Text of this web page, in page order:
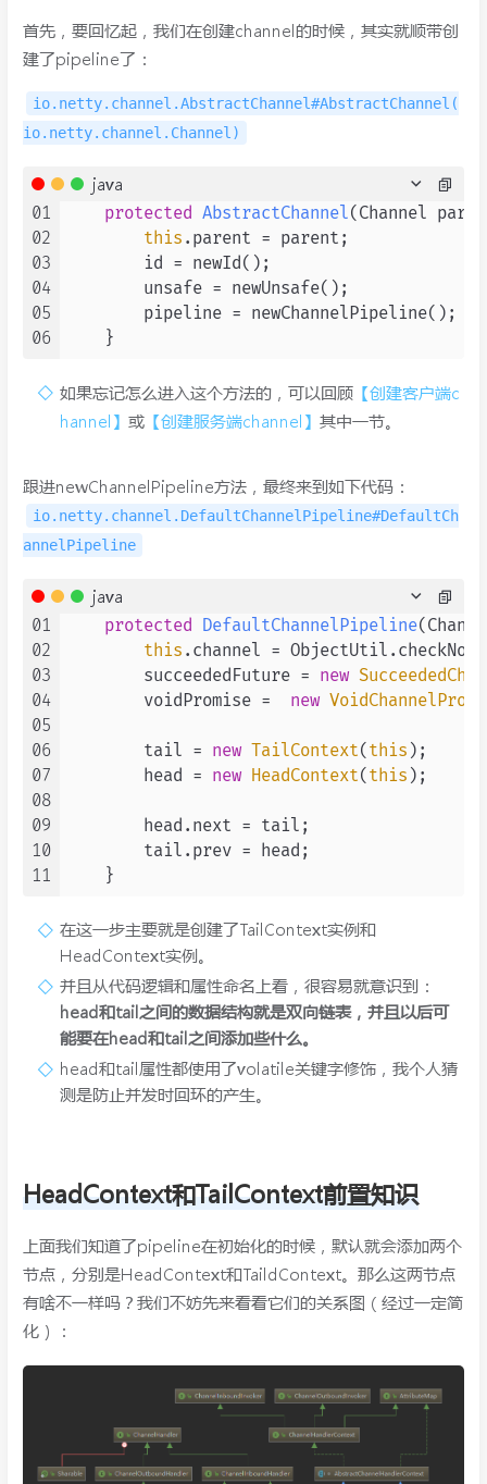
首先，要回忆起，我们在创建channel的时候，其实就顺带创
建了pipeline了：
io.netty.channel.AbstractChannel#AbstractChannel(
io.netty.channel.Channel)
java
01
02
03
04
05
06
protected AbstractChannel(Channel
this .parent = parent;
        id = newId();
        unsafe = newUnsafe();
        pipeline = newChannelPipeline();
如果忘记怎么进入这个方法的，可以回顾 【创建客户端c
hannel】或 【创建服务端channel】其中一节。
跟进newChannelPipeline方法，最终来到如下代码：
io.netty.channel.DefaultChannelPipeline#DefaultCh
annelPipeline
java
01
02
03
04
05
06
07
08
09
10
11
protected DefaultChannelPipeline
this .channel =
        succeededFuture =
new
        voidPromise =
new
        tail =
new TailContext( this );
        head =
new HeadContext( this );
        head.next = tail;
        tail.prev = head;
在这一步主要就是创建了TailContext实例和
HeadContext实例。
并且从代码逻辑和属性命名上看，很容易就意识到：
head和tail之间的数据结构就是双向链表，并且以后可
能要在head和tail之间添加些什么。
head和tail属性都使用了volatile关键字修饰，我个人猜
测是防止并发时回环的产生。
HeadContext和TailContext前置知识
上面我们知道了pipeline在初始化的时候，默认就会添加两个
节点，分别是HeadContext和TaildContext。那么这两节点
有啥不一样吗？我们不妨先来看看它们的关系图（经过一定简
化）：